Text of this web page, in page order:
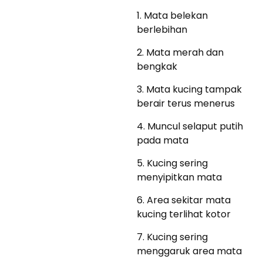
1. Mata belekan
berlebihan
2. Mata merah dan
bengkak
3. Mata kucing tampak
berair terus menerus
4. Muncul selaput putih
pada mata
5. Kucing sering
menyipitkan mata
6. Area sekitar mata
kucing terlihat kotor
7. Kucing sering
menggaruk area mata